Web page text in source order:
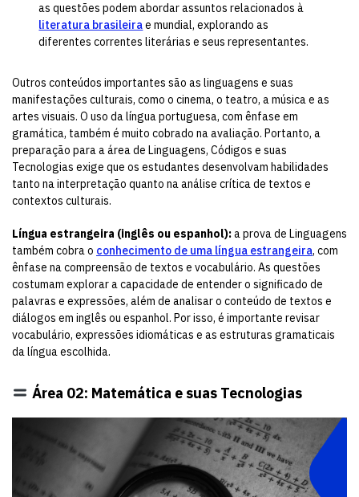
as questões podem abordar assuntos relacionados à
literatura brasileirae mundial, explorando as
diferentes correntes literárias e seus representantes.
Outros conteúdos importantes são as linguagens e suas
manifestações culturais, como o cinema, o teatro, a música e as
artes visuais. O uso da língua portuguesa, com ênfase em
gramática, também é muito cobrado na avaliação. Portanto, a
preparação para a área de Linguagens, Códigos e suas
Tecnologias exige que os estudantes desenvolvam habilidades
tanto na interpretação quanto na análise crítica de textos e
contextos culturais.
Língua estrangeira (inglês ou espanhol):a prova de Linguagens
também cobra o conhecimento de uma língua estrangeira, com
ênfase na compreensão de textos e vocabulário. As questões
costumam explorar a capacidade de entender o significado de
palavras e expressões, além de analisar o conteúdo de textos e
diálogos em inglês ou espanhol. Por isso, é importante revisar
vocabulário, expressões idiomáticas e as estruturas gramaticais
da língua escolhida.
Área 02: Matemática e suas Tecnologias